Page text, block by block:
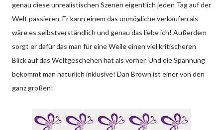
genau diese unrealistischen Szenen eigentlich jeden Tag auf der
Welt passieren. Er kann einem das unmögliche verkaufen als
wäre es selbstverständlich und genau das liebe ich! Außerdem
sorgt er dafür das man für eine Weile einen viel kritischeren
Blick auf das Weltgeschehen hat als vorher. Und die Spannung
bekommt man natürlich inklusive! Dan Brown ist einer von den
ganz großen!